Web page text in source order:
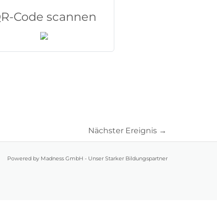
Code scannen
Nächster Ereignis →
Powered by Madness GmbH - Unser Starker Bildungspartner